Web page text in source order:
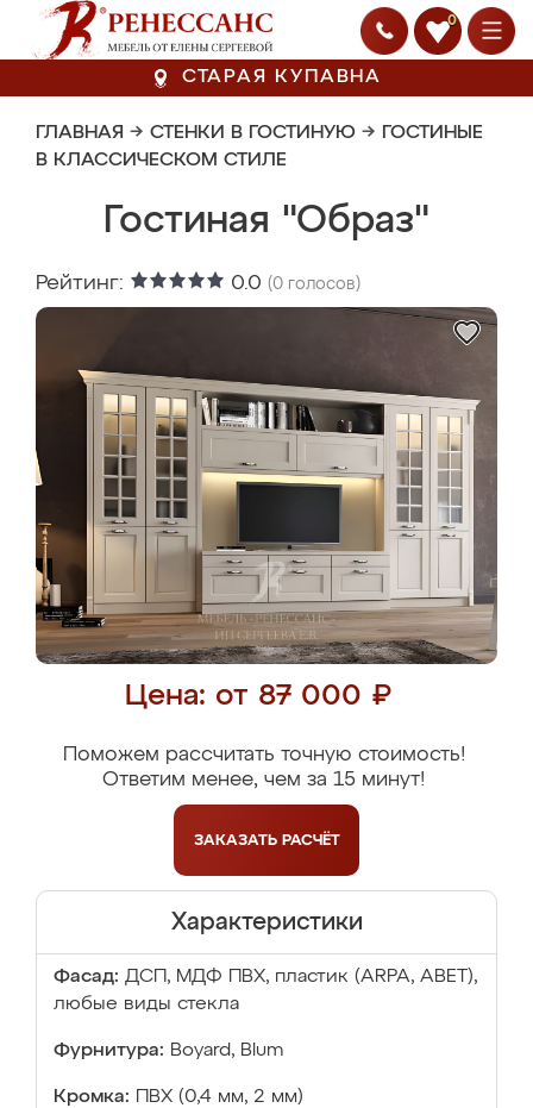
0
СТАРАЯ КУПАВНА
ГЛАВНАЯ → СТЕНКИ В ГОСТИНУЮ → ГОСТИНЫЕ
В КЛАССИЧЕСКОМ СТИЛЕ
Гостиная "Образ"
Рейтинг: 0.0 (0 голосов)
Цена: от 87 000 ₽
Поможем рассчитать точную стоимость!
Ответим менее, чем за 15 минут!
ЗАКАЗАТЬ РАСЧЁТ
Характеристики
Фасад: ДСП, МДФ ПВХ, пластик (ARPA, ABET),
любые виды стекла
Фурнитура: Boyard, Blum
Кромка: ПВХ (0,4 мм, 2 мм)